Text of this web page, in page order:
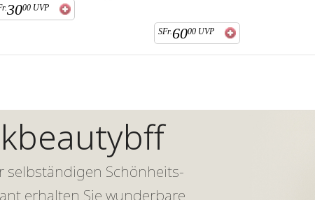
3000 UVP
SFr.6000 UVP
selbständigen Schönheits-
erhalten Sie wunderbare